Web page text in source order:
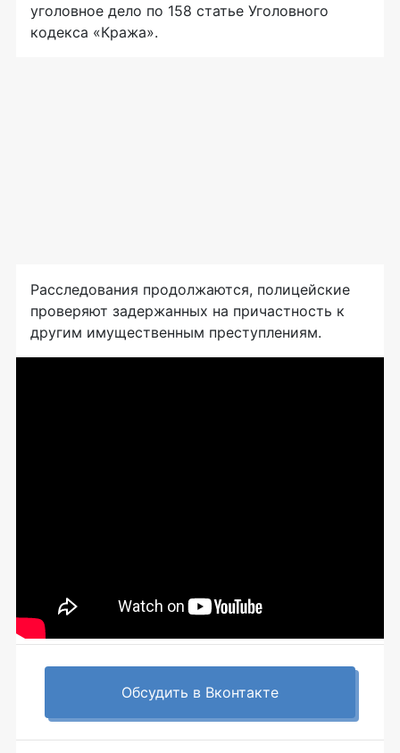
уголовное дело по 158 статье Уголовного
кодекса «Кража».
Расследования продолжаются, полицейские
проверяют задержанных на причастность к
другим имущественным преступлениям.
Обсудить в Вконтакте